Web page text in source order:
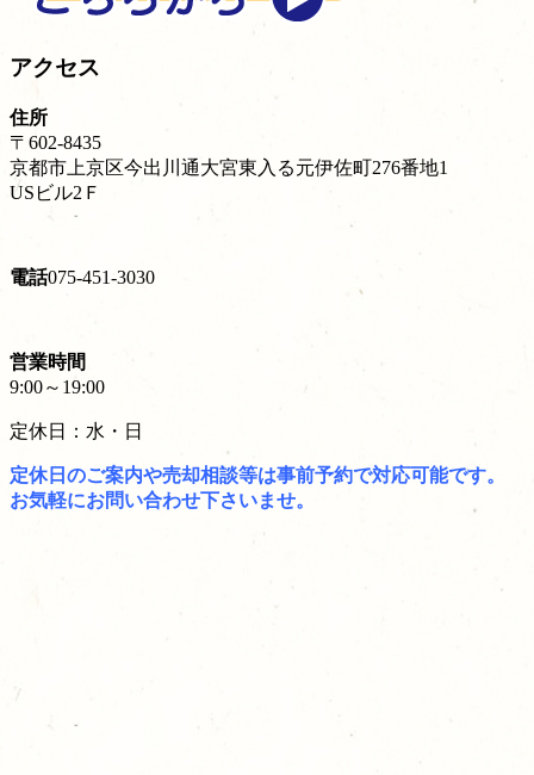
アクセス
住所
〒602-8435
京都市上京区今出川通大宮東入る元伊佐町276番地1
USビル2Ｆ
電話075-451-3030
営業時間
9:00～19:00
定休日：水・日
定休日のご案内や売却相談等は事前予約で対応可能です。
お気軽にお問い合わせ下さいませ。